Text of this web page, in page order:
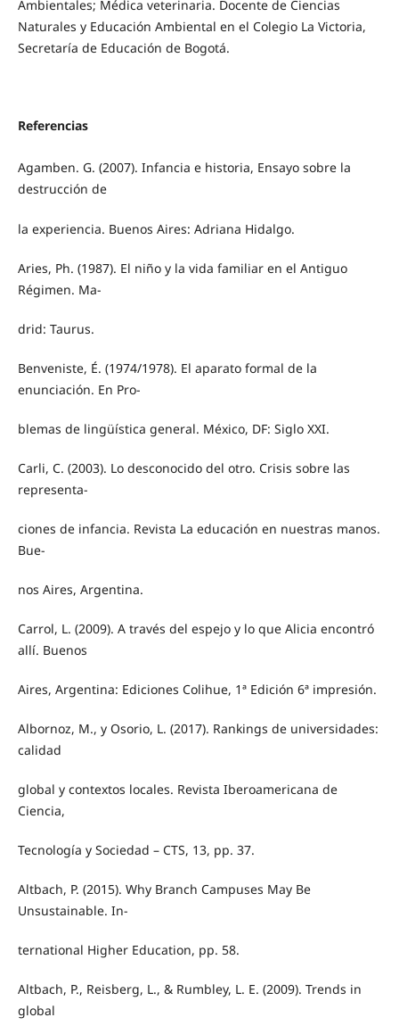
Ambientales; Médica veterinaria. Docente de Ciencias
Naturales y Educación Ambiental en el Colegio La Victoria,
Secretaría de Educación de Bogotá.
Referencias
Agamben. G. (2007). Infancia e historia, Ensayo sobre la
destrucción de
la experiencia. Buenos Aires: Adriana Hidalgo.
Aries, Ph. (1987). El niño y la vida familiar en el Antiguo
Régimen. Ma-
drid: Taurus.
Benveniste, É. (1974/1978). El aparato formal de la
enunciación. En Pro-
blemas de lingüística general. México, DF: Siglo XXI.
Carli, C. (2003). Lo desconocido del otro. Crisis sobre las
representa-
ciones de infancia. Revista La educación en nuestras manos.
Bue-
nos Aires, Argentina.
Carrol, L. (2009). A través del espejo y lo que Alicia encontró
allí. Buenos
Aires, Argentina: Ediciones Colihue, 1ª Edición 6ª impresión.
Albornoz, M., y Osorio, L. (2017). Rankings de universidades:
calidad
global y contextos locales. Revista Iberoamericana de
Ciencia,
Tecnología y Sociedad – CTS, 13, pp. 37.
Altbach, P. (2015). Why Branch Campuses May Be
Unsustainable. In-
ternational Higher Education, pp. 58.
Altbach, P., Reisberg, L., & Rumbley, L. E. (2009). Trends in
global